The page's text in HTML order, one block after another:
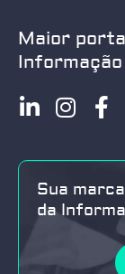
Maior
Sua
da